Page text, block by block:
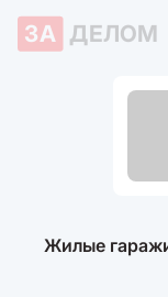
ЗА ДЕЛОМ
Жилые